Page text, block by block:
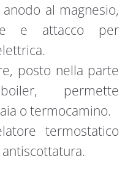
al magnesio,
e attacco per
posto nella parte
permette
o termocamino.
termostatico